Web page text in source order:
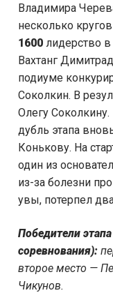
Владимира
несколько
1600 лидерство
Вахтанг
подиуме
Соколкин. В
Олегу Соколкину.
дубль этапа
Конькову. На
один из
из-за болезни
увы, потерпел
Победители
соревнования):
второе место —
Чикунов.